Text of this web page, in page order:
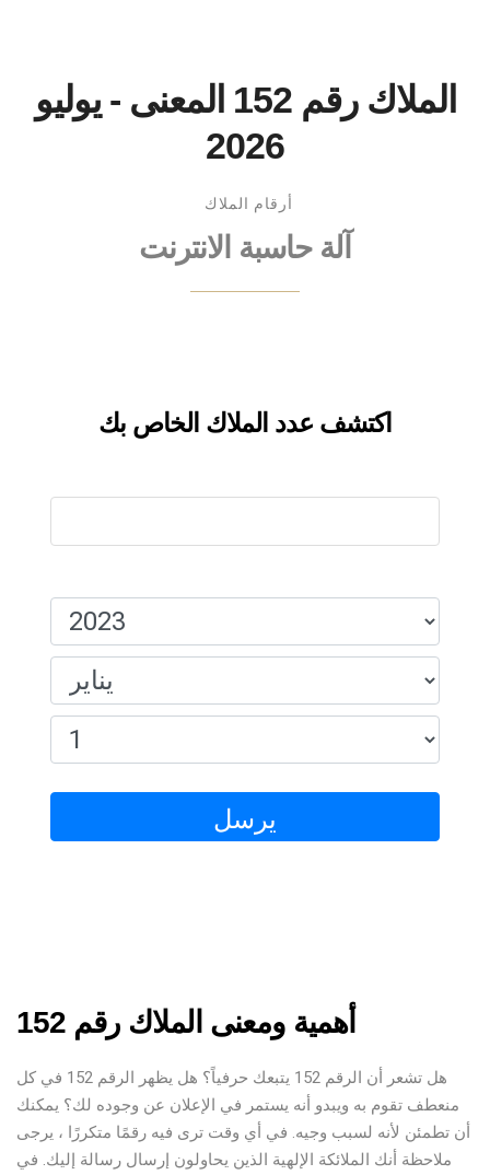
الملاك رقم 152 المعنى - يوليو
2026
أرقام الملاك
آلة حاسبة الانترنت
اكتشف عدد الملاك الخاص بك
يرسل
أهمية ومعنى الملاك رقم 152
هل تشعر أن الرقم 152 يتبعك حرفياً؟ هل يظهر الرقم 152 في كل
منعطف تقوم به ويبدو أنه يستمر في الإعلان عن وجوده لك؟ يمكنك
أن تطمئن لأنه لسبب وجيه. في أي وقت ترى فيه رقمًا متكررًا ، يرجى
ملاحظة أنك الملائكة الإلهية الذين يحاولون إرسال رسالة إليك. في